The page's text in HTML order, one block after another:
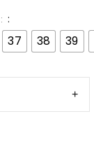
37 38 39